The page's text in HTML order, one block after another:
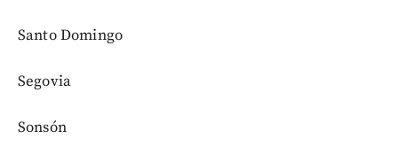
Santo Domingo
Segovia
Sonsón